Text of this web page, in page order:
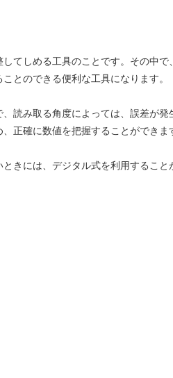
てしめる工具のことです。その中で
とのできる便利な工具になります。
読み取る角度によっては、誤差が発
正確に数値を把握することができま
きには、デジタル式を利用すること